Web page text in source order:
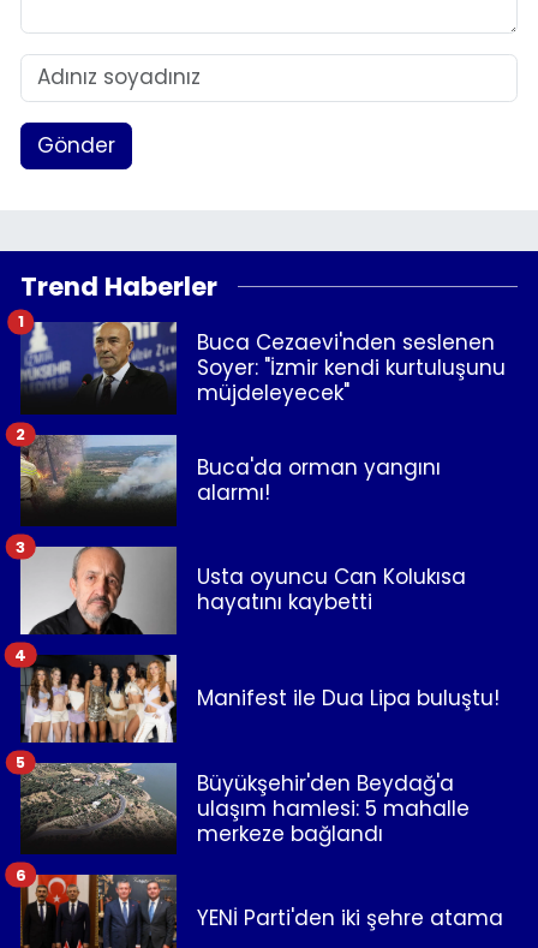
Gönder
Trend Haberler
Buca Cezaevi'nden seslenen
Soyer: "İzmir kendi kurtuluşunu
müjdeleyecek"
1
Buca'da orman yangını
alarmı!
2
Usta oyuncu Can Kolukısa
hayatını kaybetti
3
Manifest ile Dua Lipa buluştu!
4
Büyükşehir'den Beydağ'a
ulaşım hamlesi: 5 mahalle
merkeze bağlandı
5
YENİ Parti'den iki şehre atama
6